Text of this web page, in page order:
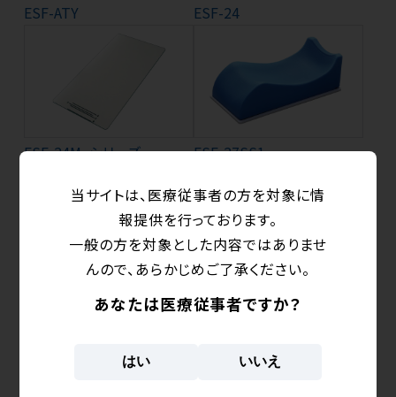
当サイトは、医療従事者の方を対象に情
報提供を行っております。
一般の方を対象とした内容ではありませ
んので、あらかじめご了承ください。
あなたは医療従事者ですか？
はい いいえ
ESF-ATY ESF-24
ESF-24M_シリーズ ESF-27SS1
ESF-27SS3